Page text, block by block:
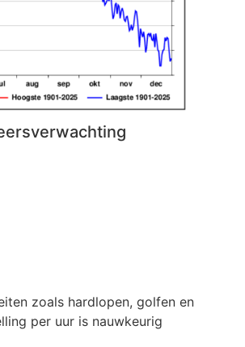
zoals hardlopen, golfen en
per uur is nauwkeurig